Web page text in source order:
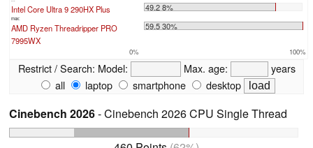
Intel Core Ultra 9 290HX Plus 49.2 8%
max:
AMD Ryzen Threadripper PRO
7995WX
59.5 30%
0% 100%
Restrict / Search: Model: Max. age:
years
all
laptop smartphone desktop
Cinebench 2026- Cinebench 2026 CPU Single Thread